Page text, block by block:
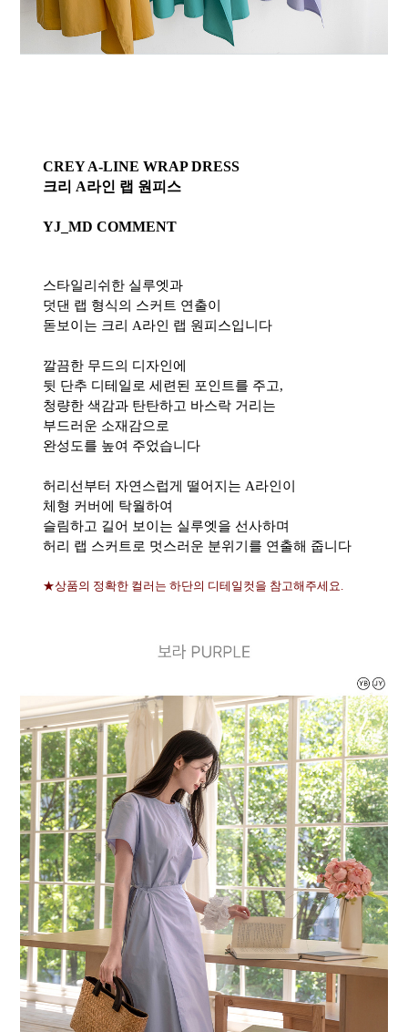
CREY A-LINE WRAP DRESS
크리 A라인 랩 원피스
YJ_MD COMMENT
스타일리쉬한 실루엣과
덧댄 랩 형식의 스커트 연출이
돋보이는 크리 A라인 랩 원피스입니다
깔끔한 무드의 디자인에
뒷 단추 디테일로 세련된 포인트를 주고,
청량한 색감과 탄탄하고 바스락 거리는
부드러운 소재감으로
완성도를 높여 주었습니다
허리선부터 자연스럽게 떨어지는 A라인이
체형 커버에 탁월하여
슬림하고 길어 보이는 실루엣을 선사하며
허리 랩 스커트로 멋스러운 분위기를 연출해 줍니다
★상품의 정확한 컬러는 하단의 디테일컷을 참고해주세요.